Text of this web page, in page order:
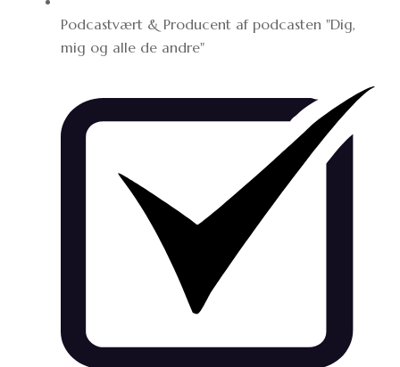
Podcastvært & Producent af podcasten "Dig,
mig og alle de andre"